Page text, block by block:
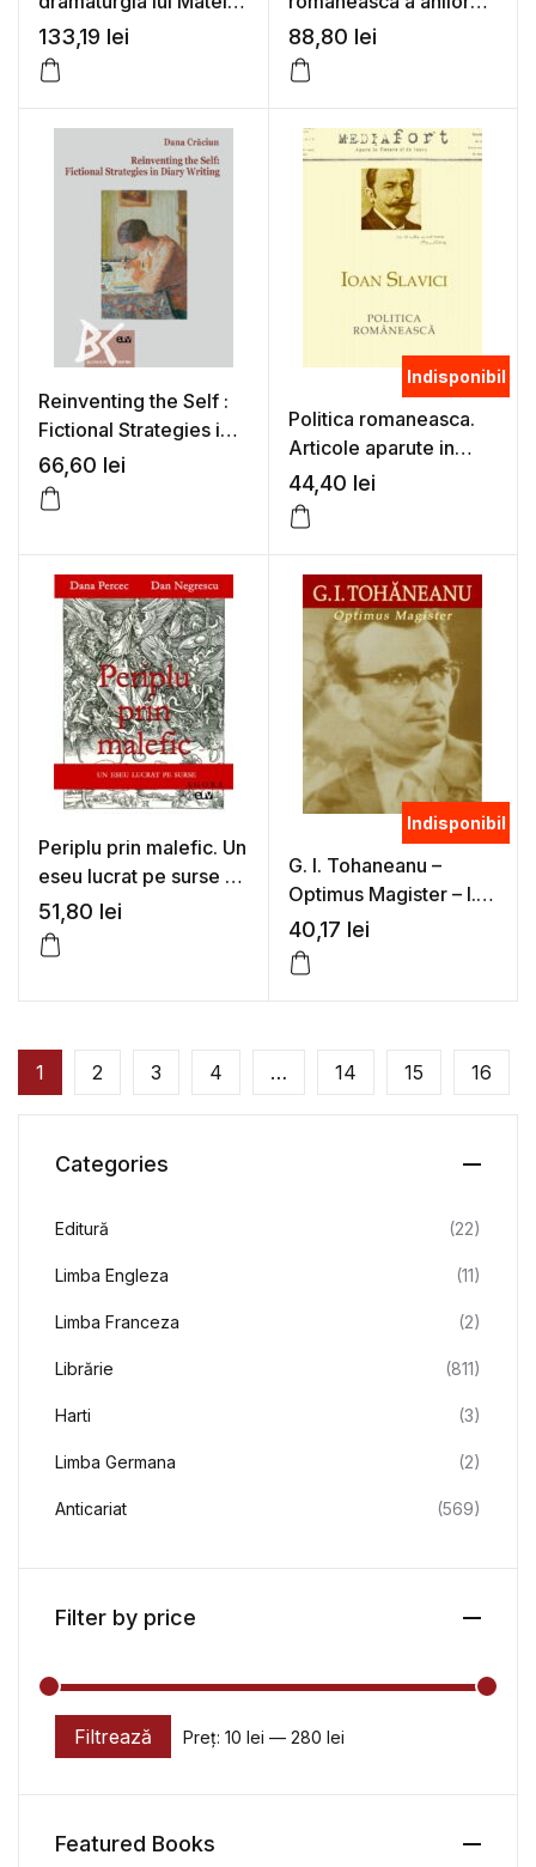
Visniec – Andreea-
Diana Albu
133,19 lei
2000 – Gratiela Benga
88,80 lei
Reinventing the Self :
Fictional Strategies in
Diary Writing – Dana
Craciun
66,60 lei
Indisponibil
Politica romaneasca.
Articole aparute in
Tribuna poporului si
Tribuna de la Arad
(1897-1910) – Ioan
Slavici
44,40 lei
Periplu prin malefic. Un
eseu lucrat pe surse –
Dana Percec, Dan
Negrescu
51,80 lei
Indisponibil
G. I. Tohaneanu –
Optimus Magister – I.
Funeriu
40,17 lei
1 2 3 4 … 14 15 16
Categories
Editură (22)
Limba Engleza (11)
Limba Franceza (2)
Librărie (811)
Harti (3)
Limba Germana (2)
Anticariat (569)
Filter by price
Preț minim
Preț maxim
Filtrează Preț: 10 lei — 280 lei
Featured Books